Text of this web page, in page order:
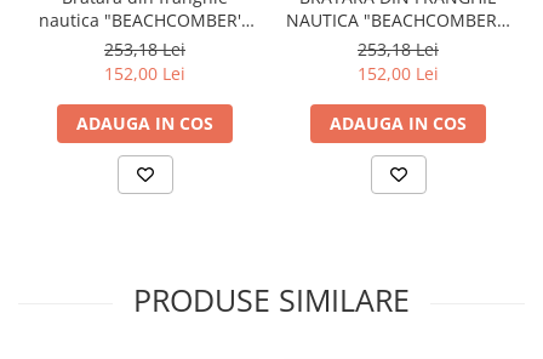
nautica "BEACHCOMBER'S
BRAID", OLD SKIPPER,
marime S, 15 - 16 cm
253,18 Lei
152,00 Lei
ADAUGA IN COS
NAUTICA "BEACHCOMBER'S
BRAID", OLD SKIPPER,
MARIME M, 17 - 18 CM
253,18 Lei
152,00 Lei
ADAUGA IN COS
PRODUSE SIMILARE